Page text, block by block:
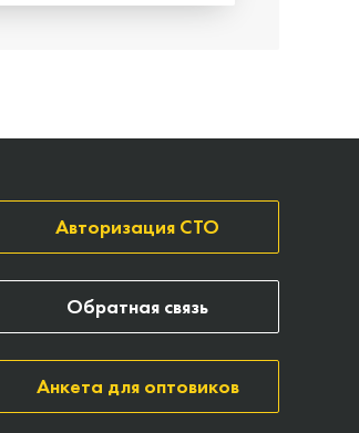
Авторизация СТО
Анкета для оптовиков
Обратная связь